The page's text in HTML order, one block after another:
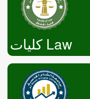
كليات Law